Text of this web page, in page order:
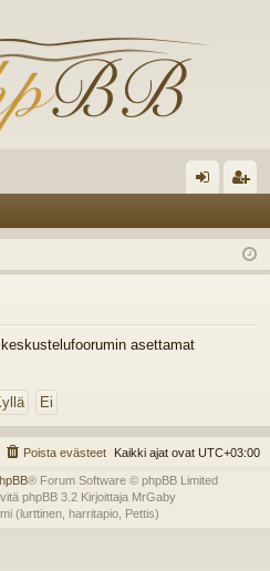
au
du
ist
er
asettamat
Kaikki ajat ovat UTC+03:00
Poista evästeet
® Forum Software © phpBB Limited
phpBB 3.2 Kirjoittaja MrGaby
(lurttinen, harritapio, Pettis)